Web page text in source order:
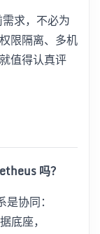
求，不必为
限隔离、多机
值得认真评
吗？
协同：
底座，